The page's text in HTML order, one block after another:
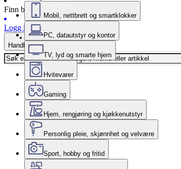
Finn butikk
Logg inn
Handlekurv
Mobil, nettbrett og smartklokker
PC, datautstyr og kontor
TV, lyd og smarte hjem
Hvitevarer
Gaming
Hjem, rengjøring og kjøkkenutstyr
Personlig pleie, skjønnhet og velvære
Sport, hobby og fritid